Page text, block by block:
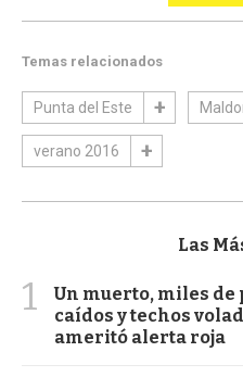
Temas relacionados
Punta del Este
verano 2016
Las
1
Un muerto, miles de
caídos y techos
ameritó alerta roja